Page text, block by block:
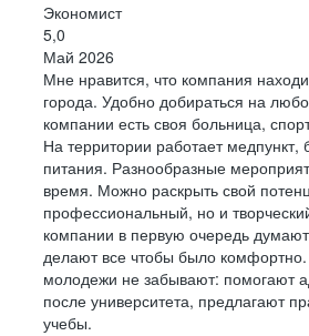
Экономист
5,0
Май 2026
Мне нравится, что компания
города. Удобно добираться на
компании есть своя больница,
На территории работает
питания. Разнообразные
время. Можно раскрыть свой
профессиональный, но и
компании в первую очередь
делают все чтобы было
молодежи не забывают: помогают
после университета, предлагают
учебы.